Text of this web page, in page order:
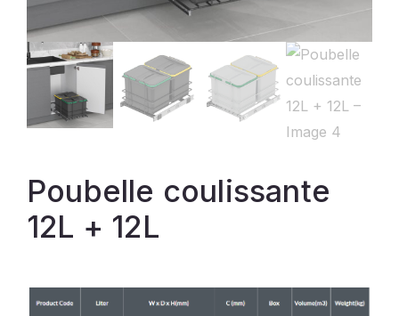
Poubelle coulissante
12L + 12L